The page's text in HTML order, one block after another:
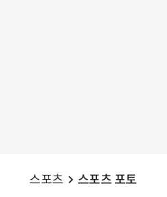
스포츠 스포츠 포토